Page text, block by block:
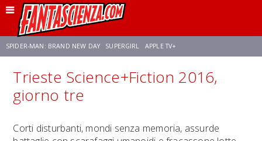
SPIDER-MAN: BRAND NEW DAY SUPERGIRL APPLE TV+
FRANCO RICCIARDIELLO ZENDAYA STAR TREK AVENGERS: DOOMSDAY
Trieste Science+Fiction 2016,
giorno tre
Corti disturbanti, mondi senza memoria, assurde